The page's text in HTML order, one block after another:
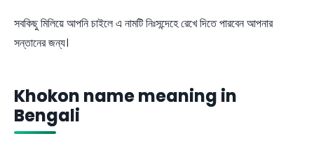
সবকিছু মিলিয়ে আপনি চাইলে এ নামটি নিঃসন্দেহে রেখে দিতে পারবেন আপনার
সন্তানের জন্য।
Khokon name meaning in
Bengali